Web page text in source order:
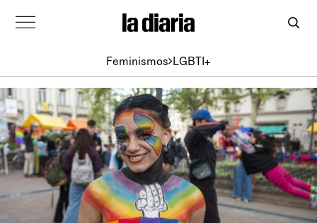
Feminismos LGBTI+